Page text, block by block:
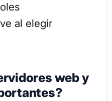
al elegir
web y